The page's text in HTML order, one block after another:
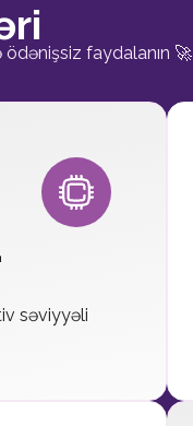
faydalanın 🚀
səviyyəli